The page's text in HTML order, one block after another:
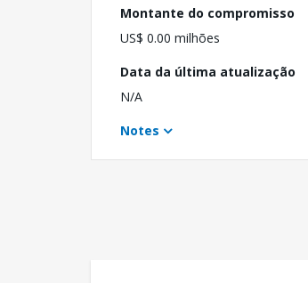
Montante do compromisso
US$ 0.00 milhões
Data da última atualização
N/A
Notes